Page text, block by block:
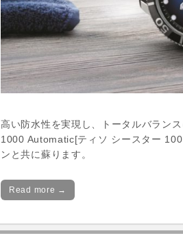
高い防水性を実現し、トータルバラン
1000 Automatic[ティソ シースター
ンと共に蘇ります。
Read more →